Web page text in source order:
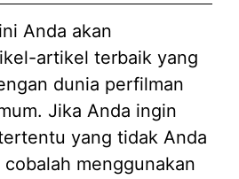
Anda akan
artikel terbaik yang
dunia perfilman
Jika Anda ingin
yang tidak Anda
menggunakan